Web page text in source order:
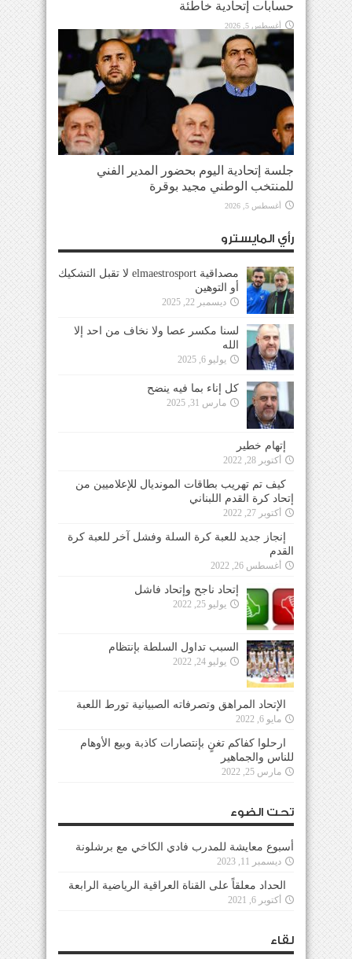
حسابات إتحادية خاطئة
أغسطس 5, 2026
جلسة إتحادية اليوم بحضور المدير الفني
للمنتخب الوطني مجيد بوقرة
أغسطس 5, 2026
رأي المايسترو
مصداقية elmaestrosport لا تقبل التشكيك
أو التوهين
ديسمبر 22, 2025
لسنا مكسر عصا ولا نخاف من احد إلا
الله
يوليو 6, 2025
كل إناء بما فيه ينضح
مارس 31, 2025
إتهام خطير
أكتوبر 28, 2022
كيف تم تهريب بطاقات المونديال للإعلاميين من
إتحاد كرة القدم اللبناني
أكتوبر 27, 2022
إنجاز جديد للعبة كرة السلة وفشل آخر للعبة كرة
القدم
أغسطس 26, 2022
إتحاد ناجح وإتحاد فاشل
يوليو 25, 2022
السبب تداول السلطة بإنتظام
يوليو 24, 2022
الإتحاد المراهق وتصرفاته الصبيانية تورط اللعبة
مايو 6, 2022
ارحلوا كفاكم تغنٍ بإنتصارات كاذبة وبيع الأوهام
للناس والجماهير
مارس 25, 2022
تحت الضوء
أسبوع معايشة للمدرب فادي الكاخي مع برشلونة
ديسمبر 11, 2023
الحداد معلقاً على القناة العراقية الرياضية الرابعة
أكتوبر 6, 2021
لقاء